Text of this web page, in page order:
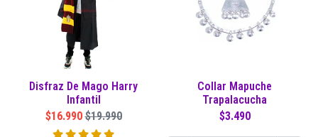
Disfraz De Mago Harry
Infantil
$16.990 $19.990
Collar Mapuche
Trapalacucha
$3.490